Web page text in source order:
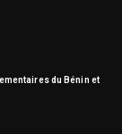
du Bénin et